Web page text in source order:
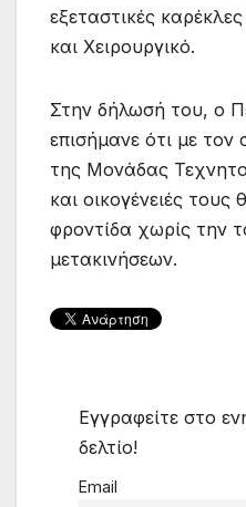
εξεταστικές
και Χειρουργικό.
Στην δήλωσή του, ο
επισήμανε ότι με
της Μονάδας
και οικογένειές
φροντίδα χωρίς την
μετακινήσεων.
Εγγραφείτε στο
δελτίο!
Email